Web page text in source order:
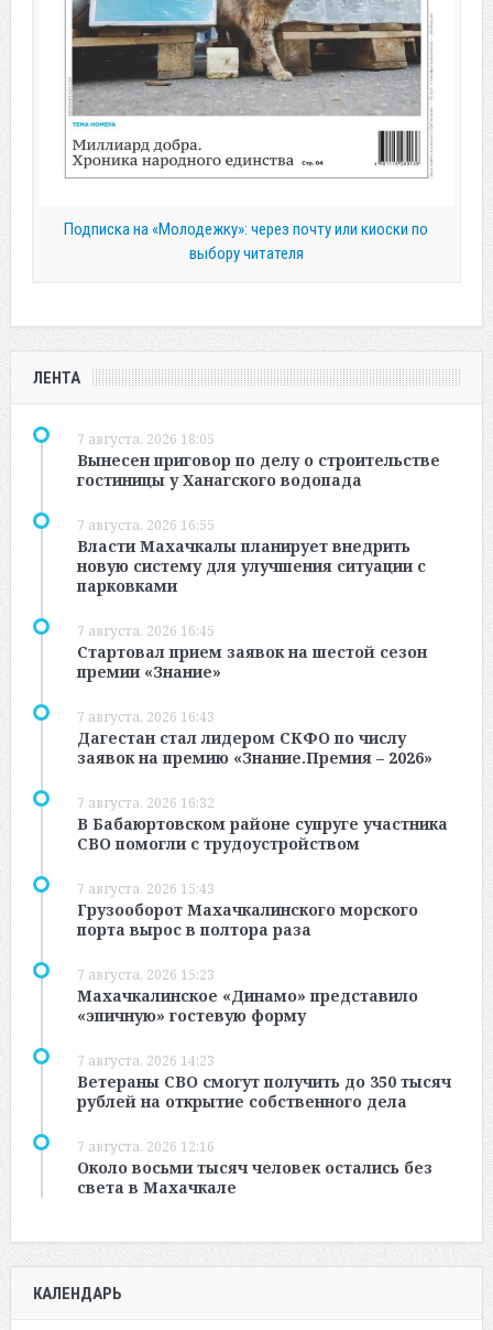
Подписка на «Молодежку»: через почту или киоски по
выбору читателя
ЛЕНТА
7 августа, 2026 18:05
Вынесен приговор по делу о строительстве
гостиницы у Ханагского водопада
7 августа, 2026 16:55
Власти Махачкалы планирует внедрить
новую систему для улучшения ситуации с
парковками
7 августа, 2026 16:45
Стартовал прием заявок на шестой сезон
премии «Знание»
7 августа, 2026 16:43
Дагестан стал лидером СКФО по числу
заявок на премию «Знание.Премия – 2026»
7 августа, 2026 16:32
В Бабаюртовском районе супруге участника
СВО помогли с трудоустройством
7 августа, 2026 15:43
Грузооборот Махачкалинского морского
порта вырос в полтора раза
7 августа, 2026 15:23
Махачкалинское «Динамо» представило
«эпичную» гостевую форму
7 августа, 2026 14:23
Ветераны СВО смогут получить до 350 тысяч
рублей на открытие собственного дела
7 августа, 2026 12:16
Около восьми тысяч человек остались без
света в Махачкале
КАЛЕНДАРЬ